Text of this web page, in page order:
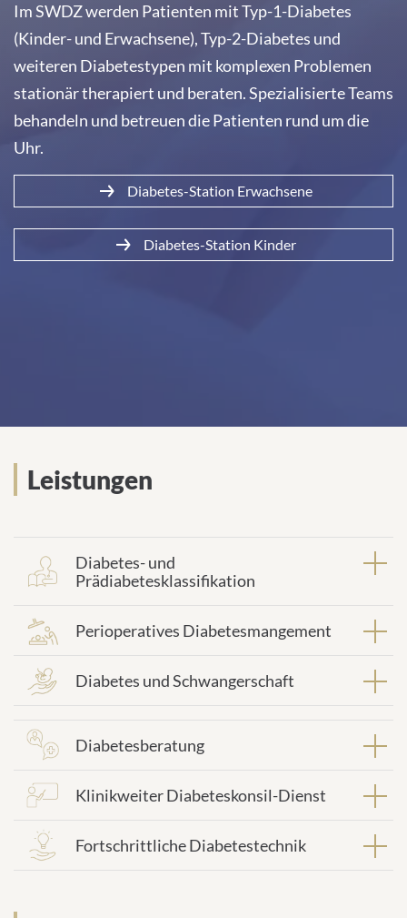
Im SWDZ werden Patienten mit Typ-1-Diabetes
(Kinder- und Erwachsene), Typ-2-Diabetes und
weiteren Diabetestypen mit komplexen Problemen
stationär therapiert und beraten. Spezialisierte Teams
behandeln und betreuen die Patienten rund um die
Uhr.
Diabetes-Station Erwachsene
Diabetes-Station Kinder
Leistungen
Diabetes- und
Prädiabetesklassifikation
Perioperatives Diabetesmangement
Diabetes und Schwangerschaft
Diabetesberatung
Klinikweiter Diabeteskonsil-Dienst
Fortschrittliche Diabetestechnik